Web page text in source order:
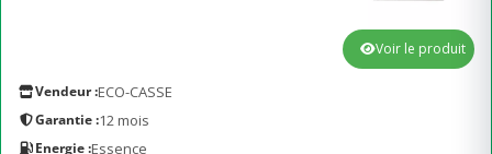
Vendeur :ECO-CASSE
Garantie :12 mois
Energie :Essence
Voir le produit